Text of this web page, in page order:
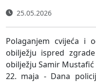
25.05.2026
Polaganjem cvijeća i
obilježju ispred
obilježju Samir
22. maja - Dana